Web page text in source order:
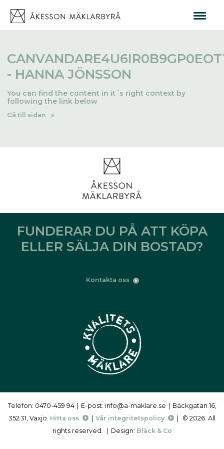
- HANNA JÖNSSON
You can find the content in it´s right context by
following the link below
Gå till sidan
FUNDERAR DU PÅ ATT KÖPA
ELLER SÄLJA DIN BOSTAD?
Kontakta oss
Telefon: 0470-459 94 E-post: info@a-maklare.se
Bäckgatan 16,
352 31, Växjö. Hitta oss Vår integritetspolicy
© 2026. All
rights reserved.
Design: Bläck & Co